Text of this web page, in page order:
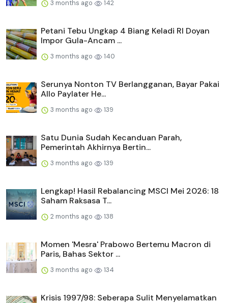
3 months ago 142
Petani Tebu Ungkap 4 Biang Keladi RI Doyan
Impor Gula-Ancam ...
3 months ago 140
Serunya Nonton TV Berlangganan, Bayar Pakai
Allo Paylater He...
3 months ago 139
Satu Dunia Sudah Kecanduan Parah,
Pemerintah Akhirnya Bertin...
3 months ago 139
Lengkap! Hasil Rebalancing MSCI Mei 2026: 18
Saham Raksasa T...
2 months ago 138
Momen 'Mesra' Prabowo Bertemu Macron di
Paris, Bahas Sektor ...
3 months ago 134
Krisis 1997/98: Seberapa Sulit Menyelamatkan